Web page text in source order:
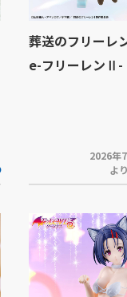
葬送のフリーレ
e-フリーレンⅡ-
2026年
よ